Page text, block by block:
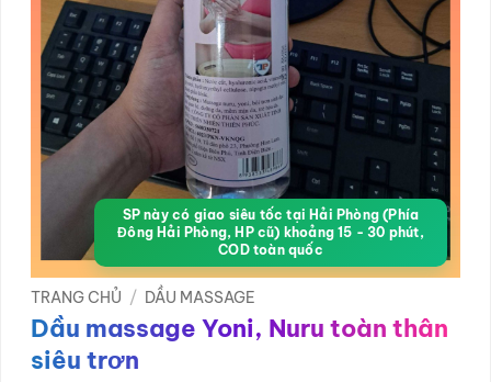
SP này có giao siêu tốc tại Hải Phòng (Phía
Đông Hải Phòng, HP cũ) khoảng 15 - 30 phút,
COD toàn quốc
TRANG CHỦ / DẦU MASSAGE
Dầu massage Yoni, Nuru toàn thân
siêu trơn